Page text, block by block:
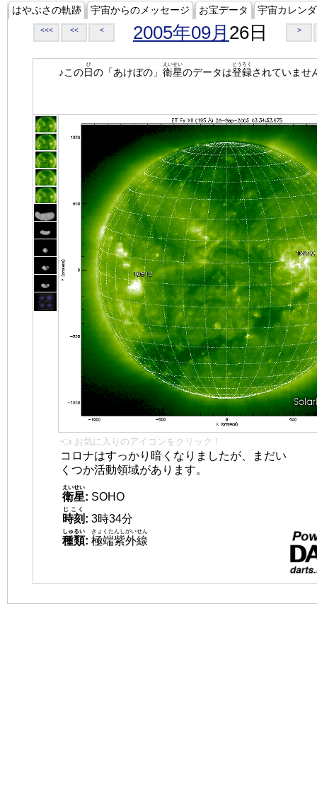
はやぶさの軌跡 宇宙からのメッセージ お宝データ 宇宙カレン
<<< << < 2005年09月 26日 >
♪この日
ひ
の「あけぼの」 衛星
えいせい
のデータは登録
とうろく
されていませ
👈 お気に入りのアイコンをクリック！
コロナはすっかり暗くなりましたが、まだい
くつか活動領域があります。
衛星
えいせい
: SOHO
時刻
じこく
: 3時34分
種類
しゅるい
: 極端紫外線
きょくたんしがいせん